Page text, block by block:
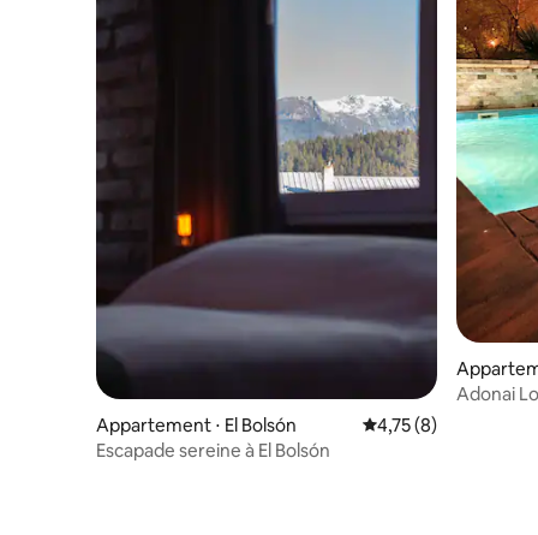
Appartement ⋅ El Bolsón Évaluation moyenne
4,75 (8)
Escapade sereine à El Bolsón
Adonai